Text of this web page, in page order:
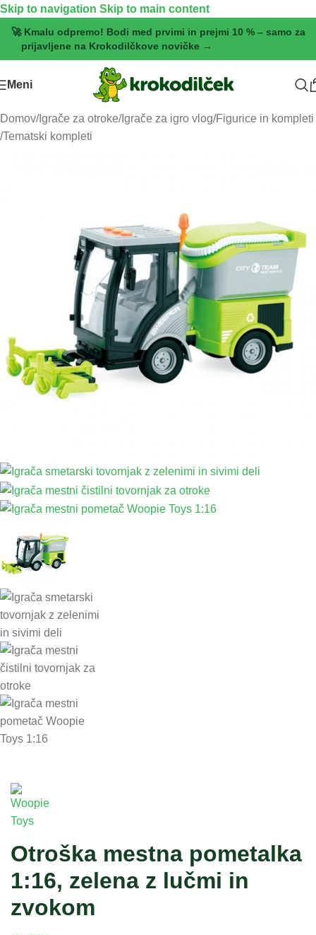
Skip to navigation Skip to main content
🚀 Kmalu odpremo! Bodi med prvimi in prejmi 10 % – samo za
prijavljene na Krokodilčkove novičke →
Meni
Domov/Igrače za otroke/Igrače za igro vlog/Figurice in kompleti
/Tematski kompleti
Otroška mestna pometalka
1:16, zelena z lučmi in
zvokom